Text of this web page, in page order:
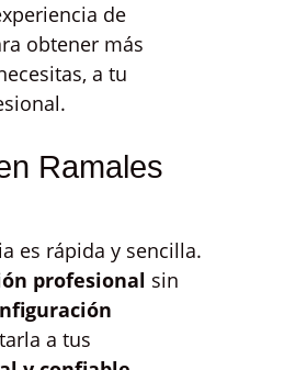
de
obtener más
a tu
Ramales
es rápida y sencilla.
profesional sin
a tus